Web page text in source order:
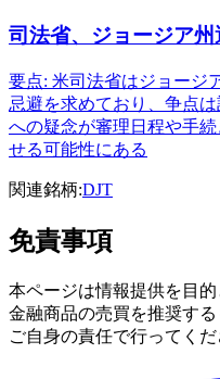
司法省、ジョージア州
要点: 米司法省はジョージ
忌避を求めており、争点
への疑念が審理日程や手
せる可能性にある
関連銘柄:DJT
免責事項
本ページは情報提供を目
金融商品の売買を推奨す
ご自身の責任で行ってくだ